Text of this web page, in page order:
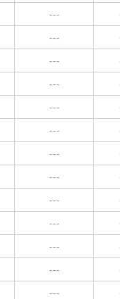
---
---
---
---
---
---
---
---
---
---
---
---
---